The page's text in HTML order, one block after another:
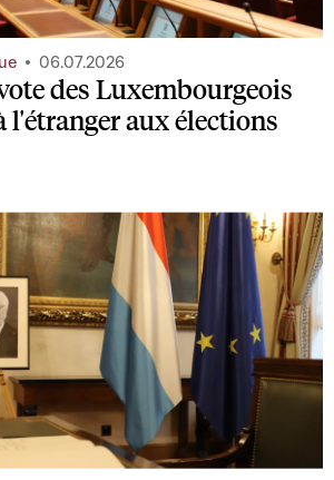
des Luxembourgeois
l'étranger aux élections
06.07.2026